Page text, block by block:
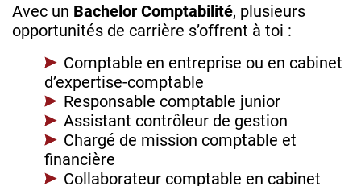
Avec un Bachelor Comptabilité, plusieurs
opportunités de carrière s’offrent à toi :
Comptable en entreprise ou en cabinet
d’expertise-comptable
Responsable comptable junior
Assistant contrôleur de gestion
Chargé de mission comptable et
financière
Collaborateur comptable en cabinet